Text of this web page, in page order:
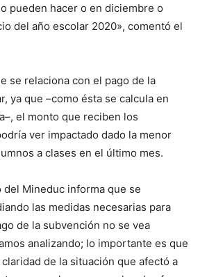
pueden hacer o en diciembre o
del año escolar 2020», comentó el
se relaciona con el pago de la
ya que –como ésta se calcula en
el monto que reciben los
ver impactado dado la menor
a clases en el último mes.
Mineduc informa que se
las medidas necesarias para
de la subvención no se vea
analizando; lo importante es que
de la situación que afectó a